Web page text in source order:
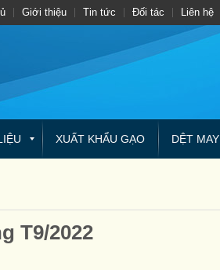
Giới thiệu Tin tức Đối tác Liên hệ
XUẤT KHẨU GẠO DỆT MAY
T9/2022